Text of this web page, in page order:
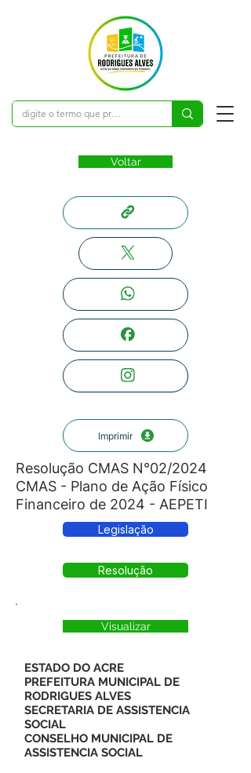
Voltar
Imprimir
Resolução CMAS N°02/2024
CMAS - Plano de Ação Físico
Financeiro de 2024 - AEPETI
Legislação
Resolução
Visualizar
ESTADO DO ACRE
PREFEITURA MUNICIPAL DE
RODRIGUES ALVES
SECRETARIA DE ASSISTENCIA
SOCIAL
CONSELHO MUNICIPAL DE
ASSISTENCIA SOCIAL